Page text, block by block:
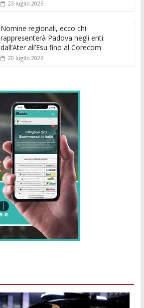
23 luglio 2026
Nomine regionali, ecco chi
rappresenterà Padova negli enti:
dall’Ater all’Esu fino al Corecom
20 luglio 2026